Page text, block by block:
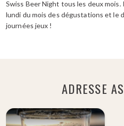
Swiss Beer Night tous les deux mois.
lundi du mois des dégustations et le
journées jeux !
ADRESSE